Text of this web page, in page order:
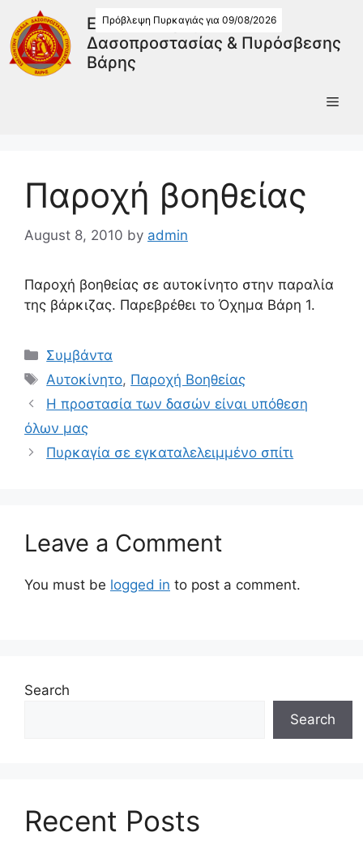
Εθελοντική Ομάδα
Δασοπροστασίας & Πυρόσβεσης
Βάρης
Πρόβλεψη Πυρκαγιάς για 09/08/2026
Παροχή βοηθείας
August 8, 2010 by admin
Παροχή βοηθείας σε αυτοκίνητο στην παραλία
της βάρκιζας. Παρεβρέθει το Όχημα Βάρη 1.
Συμβάντα
Αυτοκίνητο, Παροχή Βοηθείας
H προστασία των δασών είναι υπόθεση
όλων μας
Πυρκαγία σε εγκαταλελειμμένο σπίτι
Leave a Comment
You must be logged in to post a comment.
Search
Search
Recent Posts